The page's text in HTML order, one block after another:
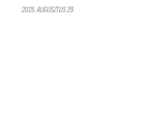
2025. AUGUSZTUS 29.